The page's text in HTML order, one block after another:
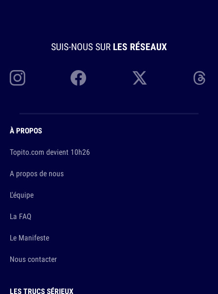
SUIS-NOUS SUR LES RÉSEAUX
À PROPOS
Topito.com devient 10h26
A propos de nous
L'équipe
La FAQ
Le Manifeste
Nous contacter
LES TRUCS SÉRIEUX